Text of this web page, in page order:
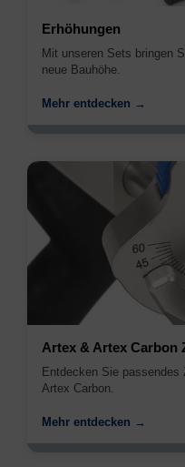
Erhöhungen
Mit unseren Sets bringen
neue Bauhöhe.
Mehr entdecken →
Artex & Artex Carbon
Entdecken Sie passendes
Artex Carbon.
Mehr entdecken →